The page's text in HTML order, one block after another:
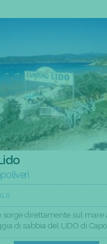
sorge direttamente sul mare
di sabbia del LIDO di